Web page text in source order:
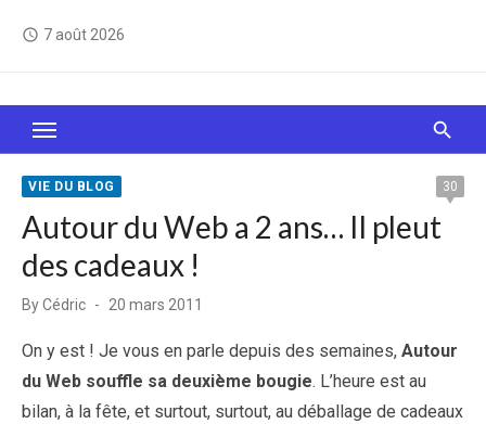
access_time 7 août 2026
Le Web, c'est comme une boîte de chocolats… On
sait jamais sur quoi on va tomber !
VIE DU BLOG 30
Autour du Web a 2 ans… Il pleut
des cadeaux !
ByCédric
Posted
20 mars 2011
On y est ! Je vous en parle depuis des semaines, Autour
du Web souffle sa deuxième bougie. L’heure est au
bilan, à la fête, et surtout, surtout, au déballage de cadeaux